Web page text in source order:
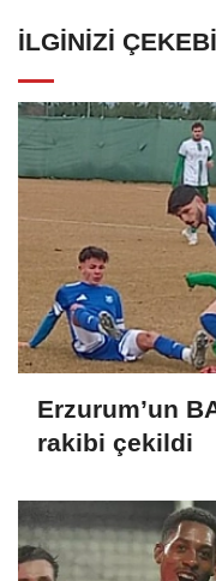
İLGINIZI
Erzurum’un
rakibi çekildi